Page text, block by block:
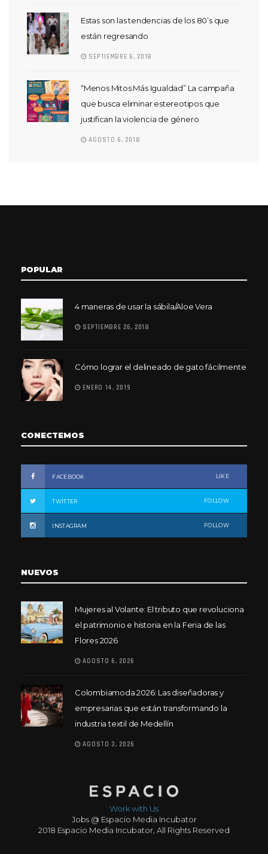
Estas son las tendencias de los 80’s que
están regresando
SEPTIEMBRE 6, 2018
“Menos Mitos Más Igualdad” La campaña
que busca eliminar estereotipos que
justifican la violencia de género
AGOSTO 6, 2018
POPULAR
4 maneras de usar la sábila/Aloe Vera
SEPTIEMBRE 26, 2018
Cómo lograr el delineado de gato fácilmente
ENERO 14, 2019
CONECTEMOS
FACEBOOK LIKE
TWITTER FOLLOW
INSTAGRAM FOLLOW
NUEVOS
Mujeres al Volante: El tributo que revoluciona
el patrimonio e historia en la Feria de las
Flores 2026
AGOSTO 6, 2026
Colombiamoda 2026: Las diseñadoras y
empresarias que están transformando la
industria textil de Medellín
AGOSTO 3, 2026
Work with Us
Jobs @ Espacio Media Incubator
2018 Espacio Media Incubator, All Rights Reserved